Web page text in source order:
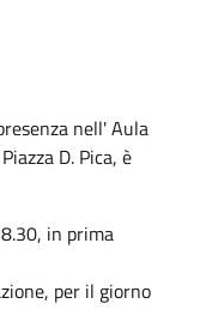
nell' Aula
D. Pica, è
in prima
per il giorno